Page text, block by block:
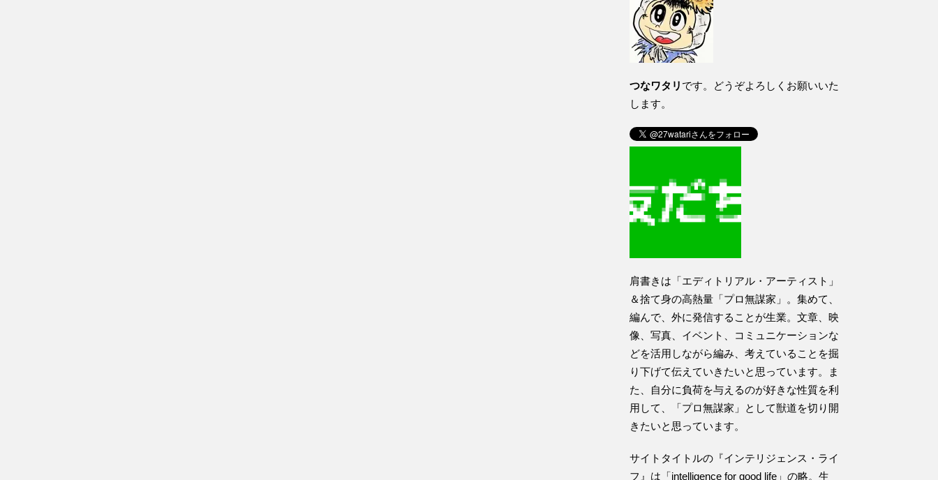
つなワタリ です。どうぞよろしくお願いいた
します。
肩書きは「エディトリアル・アーティスト」
＆捨て身の高熱量「プロ無謀家」。集めて、
編んで、外に発信することが生業。文章、映
像、写真、イベント、コミュニケーションな
どを活用しながら編み、考えていることを掘
り下げて伝えていきたいと思っています。ま
た、自分に負荷を与えるのが好きな性質を利
用して、「プロ無謀家」として獣道を切り開
きたいと思っています。
サイトタイトルの『インテリジェンス・ライ
フ』は「intelligence for good life」の略。生